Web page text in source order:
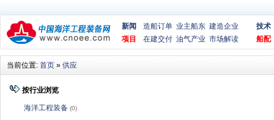
新闻 造船订单 业主船东 建造企业
项目
在建交付 油气产业 市场解读
技术
船配
当前位置: 首页 » 供应
按行业浏览
海洋工程装备 (0)